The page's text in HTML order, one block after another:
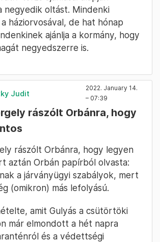
negyedik oltást. Mindenki
háziorvosával, de hat hónap
ajánlja a kormány, hogy
negyedszerre is.
Judit
2022. January 14.
– 07:39
rászólt Orbánra, hogy
rászólt Orbánra, hogy legyen
aztán Orbán papírból olvasta:
a járványügyi szabályok, mert
(omikron) más lefolyású.
amit Gulyás a csütörtöki
már elmondott a hét napra
és a védettségi